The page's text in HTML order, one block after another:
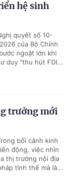
hệ sinh
quyết số 10-
của Bộ Chính
ngoặt lớn khi
duy "thu hút FDI...
trưởng mới
bối cảnh kinh
động, việc nhìn
thị trường nội địa
tình thế mà là...